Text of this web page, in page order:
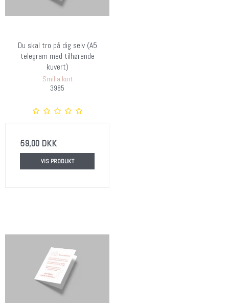
Du skal tro på dig selv (A5
telegram med tilhørende
kuvert)
Smilia kort
3985
59,00 DKK
VIS PRODUKT